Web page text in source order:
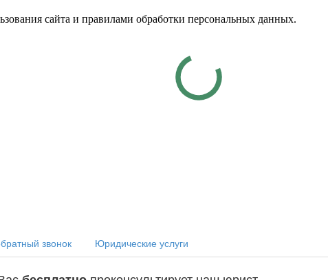
сайта и правилами обработки персональных данных.